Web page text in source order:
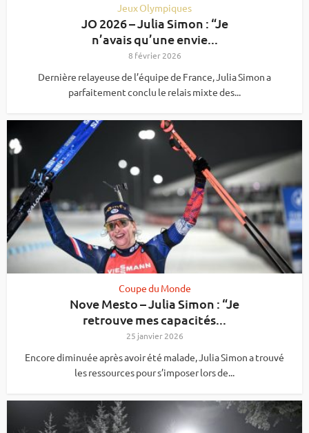
Jeux Olympiques
JO 2026 – Julia Simon : “Je
n’avais qu’une envie...
8 février 2026
Dernière relayeuse de l’équipe de France, Julia Simon a
parfaitement conclu le relais mixte des...
Coupe du Monde
Nove Mesto – Julia Simon : “Je
retrouve mes capacités...
25 janvier 2026
Encore diminuée après avoir été malade, Julia Simon a trouvé
les ressources pour s’imposer lors de...